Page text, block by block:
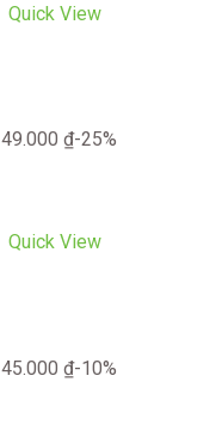
Quick View
49.000 ₫-25%
Quick View
45.000 ₫-10%